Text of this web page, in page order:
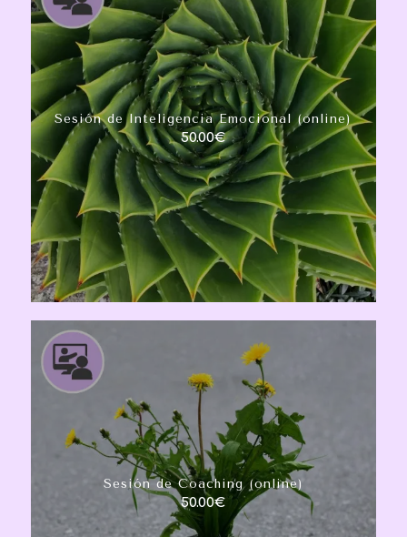
Sesión de Inteligencia Emocional (online)
50.00€
Sesión de Coaching (online)
50.00€